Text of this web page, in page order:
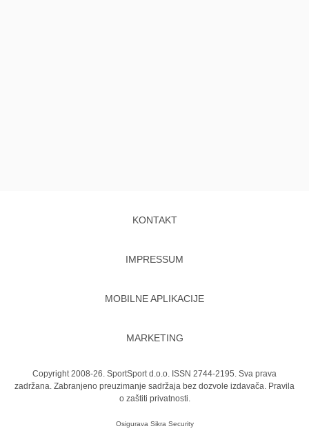
KONTAKT
IMPRESSUM
MOBILNE APLIKACIJE
MARKETING
Copyright 2008-26. SportSport d.o.o. ISSN 2744-2195. Sva prava
zadržana. Zabranjeno preuzimanje sadržaja bez dozvole izdavača. Pravila
o zaštiti privatnosti.
Osigurava Sikra Security